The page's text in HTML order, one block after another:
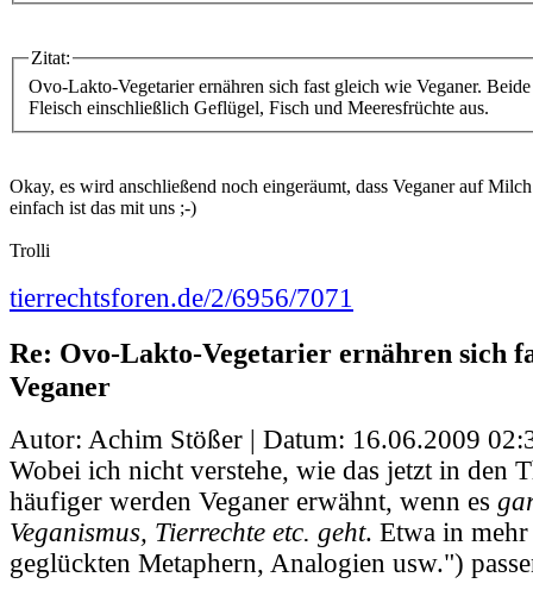
Zitat:
Ovo-Lakto-Vegetarier ernähren sich fast gleich wie Veganer.
Fleisch einschließlich Geflügel, Fisch und Meeresfrüchte aus.
Okay, es wird anschließend noch eingeräumt, dass Veganer auf
einfach ist das mit uns ;-)
Trolli
tierrechtsforen.de/2/6956/7071
Re: Ovo-Lakto-Vegetarier ernähren sich
Veganer
Autor: Achim Stößer | Datum: 16.06.2009
Wobei ich nicht verstehe, wie das jetzt in den
häufiger werden Veganer erwähnt, wenn es
Veganismus, Tierrechte etc. geht. Etwa in
geglückten Metaphern, Analogien usw.")